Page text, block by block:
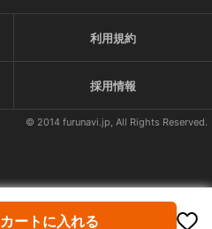
カートに入れる
利用規約
採用情報
© 2014 furunavi.jp, All Rights Reserved.